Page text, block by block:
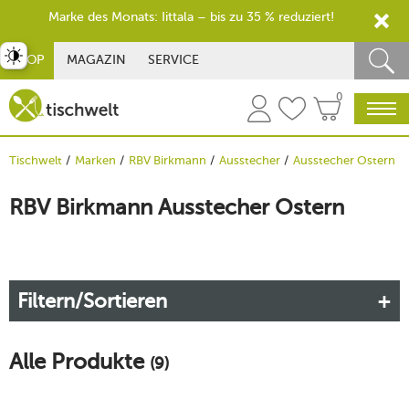
SHOP MAGAZIN SERVICE
0
Tischwelt Marken RBV Birkmann Ausstecher Ausstecher Ostern
RBV Birkmann Ausstecher Ostern
Filtern/Sortieren
Alle Produkte (9)
umschalten
Marke des Monats: Iittala – bis zu 35 % reduziert!